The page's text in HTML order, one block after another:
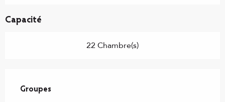
Capacité
22 Chambre(s)
Groupes
Groupes